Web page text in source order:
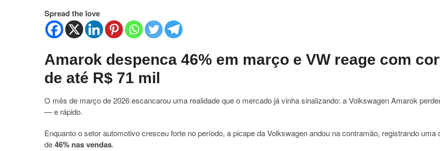
Spread the love
Amarok despenca 46% em março e VW reage com
de até R$ 71 mil
O mês de março de 2026 escancarou uma realidade que o mercado já vinha sinalizando: aVolkswagen Amarok
— e rápido.
Enquanto o setor automotivo cresceu forte no período, a picape daVolkswagenandou na contramão, registrando uma
de46% nas vendas.